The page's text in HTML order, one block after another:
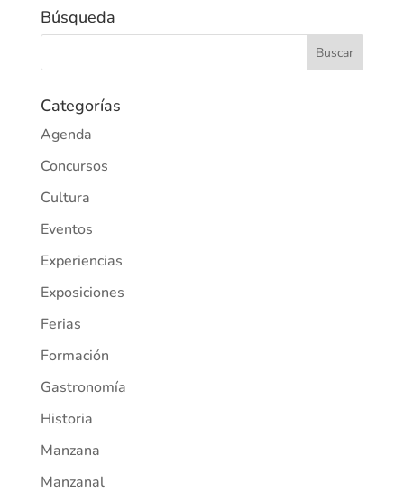
Búsqueda
Categorías
Agenda
Concursos
Cultura
Eventos
Experiencias
Exposiciones
Ferias
Formación
Gastronomía
Historia
Manzana
Manzanal